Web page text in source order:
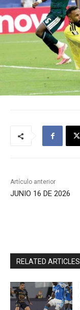
Artículo anterior
JUNIO 16 DE 2026
RELATED ARTICLES